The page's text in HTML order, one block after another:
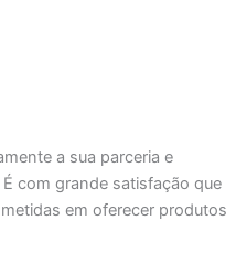
a sua parceria e
com grande satisfação que
em oferecer produtos